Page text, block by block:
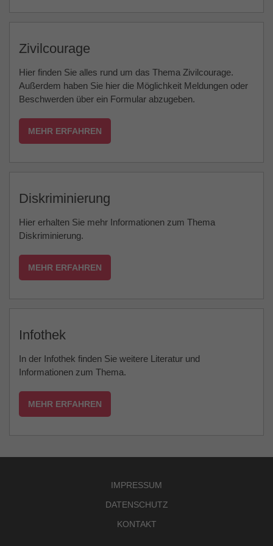
Zivilcourage
Hier finden Sie alles rund um das Thema Zivilcourage.
Außerdem haben Sie hier die Möglichkeit Meldungen oder
Beschwerden über ein Formular abzugeben.
MEHR ERFAHREN
Diskriminierung
Hier erhalten Sie mehr Informationen zum Thema
Diskriminierung.
MEHR ERFAHREN
Infothek
In der Infothek finden Sie weitere Literatur und
Informationen zum Thema.
MEHR ERFAHREN
IMPRESSUM
DATENSCHUTZ
KONTAKT